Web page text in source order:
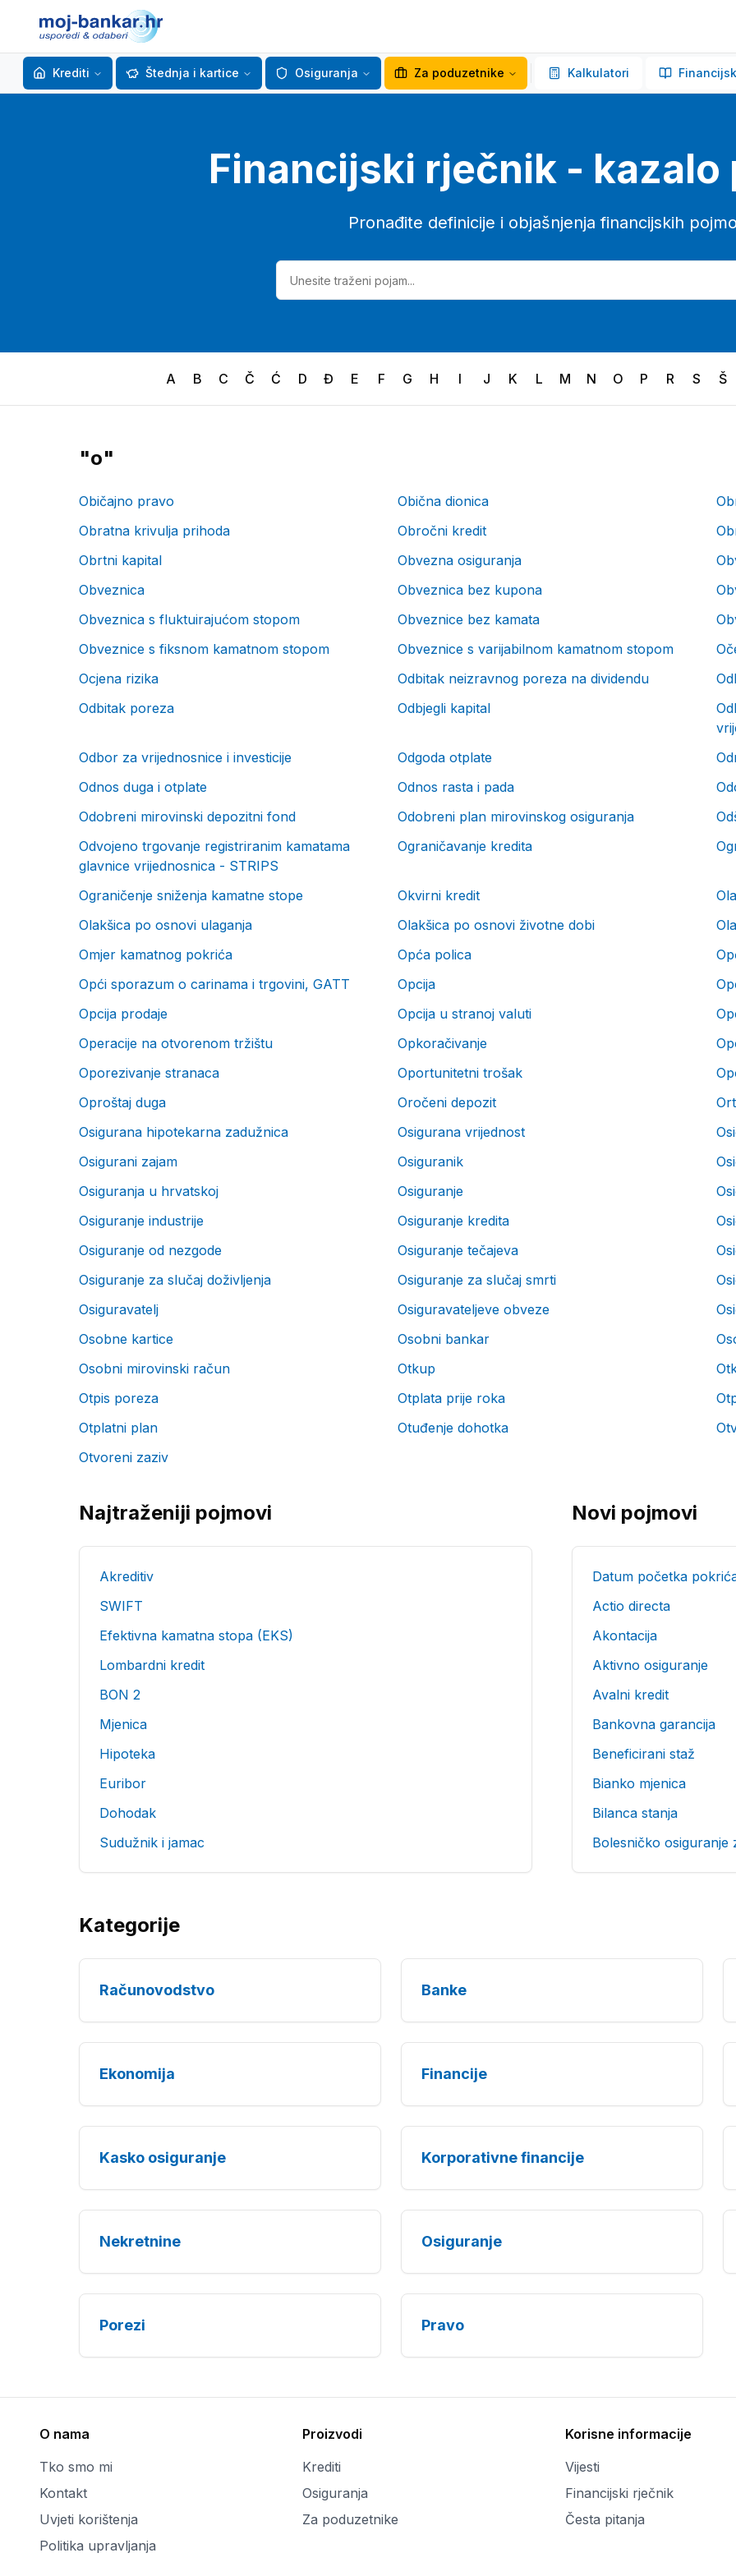
Krediti Štednja i kartice Osiguranja Za poduzetnike Kalkulatori
Financijski rječnik - kazalo
Pronađite definicije i objašnjenja financijskih
A B C Č Ć D Đ E F G H I J K L M N O P R S Š
"o"
Običajno pravo Obična dionica
Obratna krivulja prihoda
Obročni kredit
Obrtni kapital
Obvezna osiguranja
Obveznica
Obveznica bez kupona
Obveznica s fluktuirajućom stopom
Obveznice bez kamata
Obveznice s fiksnom kamatnom stopom
Obveznice s varijabilnom kamatnom stopom
Ocjena rizika
Odbitak neizravnog poreza na dividendu
Odbitak poreza
Odbjegli kapital
Odbor za vrijednosnice i investicije
Odgoda otplate
Odnos duga i otplate
Odnos rasta i pada
Odobreni mirovinski depozitni fond
Odobreni plan mirovinskog osiguranja
Odvojeno trgovanje registriranim kamatama
glavnice vrijednosnica - STRIPS
Ograničavanje kredita
Ograničenje sniženja kamatne stope Okvirni kredit
Olakšica po osnovi ulaganja
Olakšica po osnovi životne dobi
Omjer kamatnog pokrića
Opća polica
Opći sporazum o carinama i trgovini, GATT
Opcija
Opcija prodaje
Opcija u stranoj valuti
Operacije na otvorenom tržištu
Opkoračivanje
Oporezivanje stranaca
Oportunitetni trošak
Oproštaj duga
Oročeni depozit
Osigurana hipotekarna zadužnica
Osigurana vrijednost
Osigurani zajam
Osiguranik
Osiguranja u hrvatskoj
Osiguranje
Osiguranje industrije
Osiguranje kredita
Osiguranje od nezgode
Osiguranje tečajeva
Osiguranje za slučaj doživljenja
Osiguranje za slučaj smrti
Osiguravatelj
Osiguravateljeve obveze
Osobne kartice
Osobni bankar
Osobni mirovinski račun
Otkup
Otpis poreza
Otplata prije roka
Otplatni plan
Otuđenje dohotka
Otvoreni zaziv
Najtraženiji pojmovi
Akreditiv
SWIFT
Efektivna kamatna stopa (EKS)
Lombardni kredit
BON 2
Mjenica
Hipoteka
Euribor
Dohodak
Sudužnik i jamac
Novi pojmovi
Datum početka
Actio directa
Akontacija
Aktivno osiguranje
Avalni kredit
Bankovna garancija
Beneficirani staž
Bianko mjenica
Bilanca stanja
Bolesničko osiguranje
Kategorije
Računovodstvo Banke
Ekonomija Financije
Kasko osiguranje Korporativne financije
Nekretnine Osiguranje
Porezi Pravo
O nama
Tko smo mi
Kontakt
Uvjeti korištenja
Politika upravljanja
Proizvodi
Krediti
Osiguranja
Za poduzetnike
Korisne informacije
Vijesti
Financijski rječnik
Česta pitanja